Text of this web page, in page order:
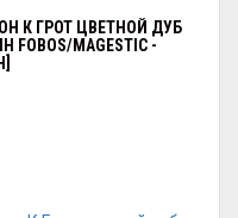
К ГРОТ ЦВЕТНОЙ ДУБ
MAGESTIC -